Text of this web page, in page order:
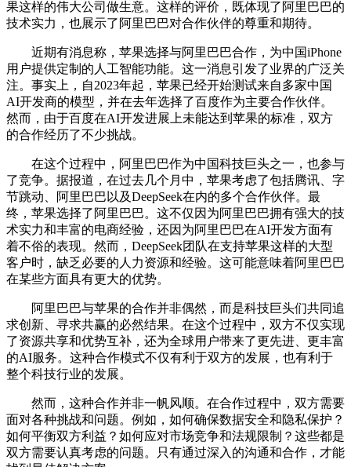
果这样的伟大公司做生意。这样的评价，既体现了阿里巴巴的
技术实力，也展示了阿里巴巴对合作伙伴的尊重和期待。
近期有消息称，苹果选择与阿里巴巴合作，为中国iPhone
用户提供定制的人工智能功能。这一消息引发了业界的广泛关
注。事实上，自2023年起，苹果已经开始测试来自多家中国
AI开发商的模型，并在去年选择了百度作为主要合作伙伴。
然而，由于百度在AI开发进展上未能达到苹果的标准，双方
的合作经历了不少挑战。
在这个过程中，阿里巴巴作为中国科技巨头之一，也参与
了竞争。据报道，在过去几个月中，苹果考虑了包括腾讯、字
节跳动、阿里巴巴以及DeepSeek在内的多个合作伙伴。最
终，苹果选择了阿里巴巴。这不仅因为阿里巴巴拥有强大的技
术实力和丰富的电商经验，还因为阿里巴巴在AI开发方面有
着不俗的表现。然而，DeepSeek团队在支持苹果这样的大型
客户时，缺乏必要的人力资源和经验。这可能意味着阿里巴巴
在某些方面具有更大的优势。
阿里巴巴与苹果的合作并非偶然，而是科技巨头们共同追
求创新、寻求共赢的必然结果。在这个过程中，双方不仅实现
了资源共享和优势互补，还为全球用户带来了更先进、更丰富
的AI服务。这种合作模式不仅有利于双方的发展，也有利于
整个科技行业的发展。
然而，这种合作并非一帆风顺。在合作过程中，双方需要
面对各种挑战和问题。例如，如何确保数据安全和隐私保护？
如何平衡双方利益？如何应对市场竞争和法规限制？这些都是
双方需要认真考虑的问题。只有通过深入的沟通和合作，才能